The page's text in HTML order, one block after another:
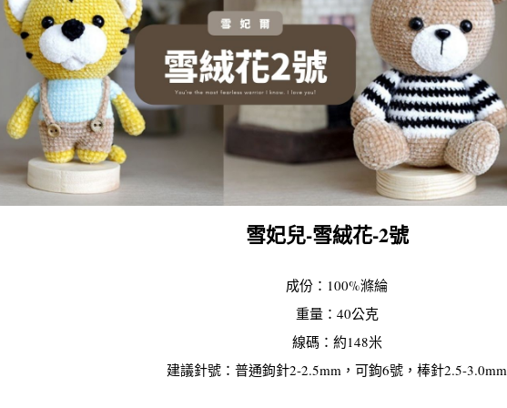
雪妃兒-雪絨花-2號
成份：100%滌綸
重量：40公克
線碼：約148米
建議針號：普通鉤針2-2.5mm，可鉤6號，棒針2.5-3.0mm